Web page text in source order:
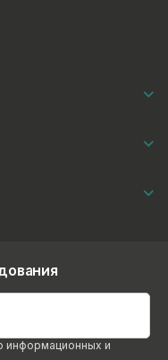
информационных и